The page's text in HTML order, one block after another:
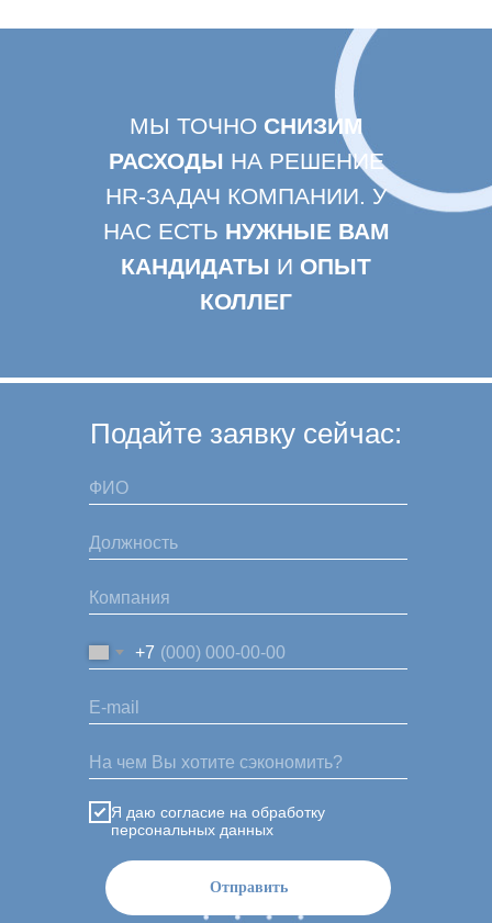
Подайте заявку сейчас:
+7
Я даю согласие на обработку
персональных данных
Отправить
МЫ ТОЧНО СНИЗИМ
РАСХОДЫ НА РЕШЕНИЕ
HR-ЗАДАЧ КОМПАНИИ. У
НАС ЕСТЬ НУЖНЫЕ ВАМ
КАНДИДАТЫ И ОПЫТ
КОЛЛЕГ